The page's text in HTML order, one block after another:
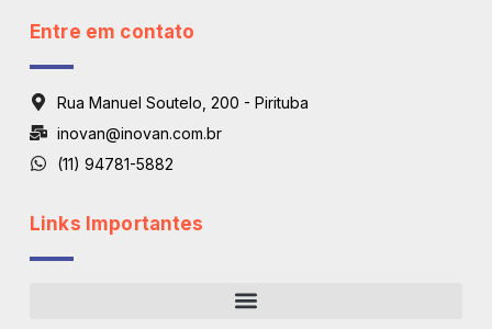
Entre em contato
Rua Manuel Soutelo, 200 - Pirituba
inovan@inovan.com.br
(11) 94781-5882
Links Importantes